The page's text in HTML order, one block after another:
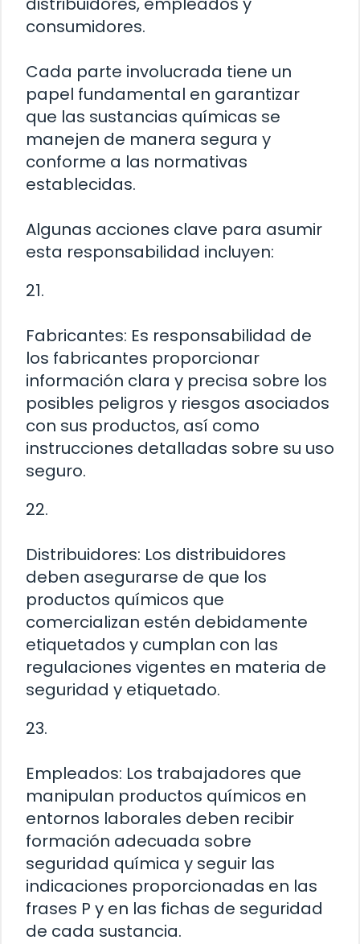
consumidores.
Cada parte involucrada tiene un
papel fundamental en garantizar
que las sustancias químicas se
manejen de manera segura y
conforme a las normativas
establecidas.
Algunas acciones clave para asumir
esta responsabilidad incluyen:
21.
Fabricantes: Es responsabilidad de
los fabricantes proporcionar
información clara y precisa sobre los
posibles peligros y riesgos asociados
con sus productos, así como
instrucciones detalladas sobre su uso
seguro.
22.
Distribuidores: Los distribuidores
deben asegurarse de que los
productos químicos que
comercializan estén debidamente
etiquetados y cumplan con las
regulaciones vigentes en materia de
seguridad y etiquetado.
23.
Empleados: Los trabajadores que
manipulan productos químicos en
entornos laborales deben recibir
formación adecuada sobre
seguridad química y seguir las
indicaciones proporcionadas en las
frases P y en las fichas de seguridad
de cada sustancia.